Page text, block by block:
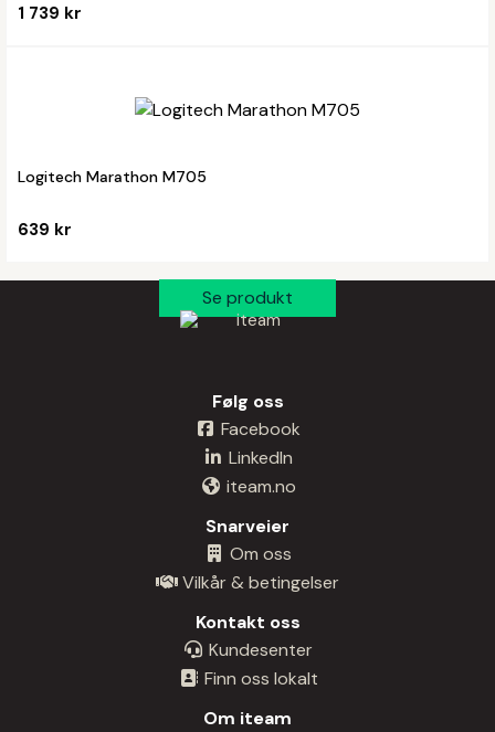
1 739 kr
Logitech Marathon M705
639 kr
Følg oss
Facebook
LinkedIn
iteam.no
Snarveier
Om oss
Vilkår & betingelser
Kontakt oss
Kundesenter
Finn oss lokalt
Om iteam